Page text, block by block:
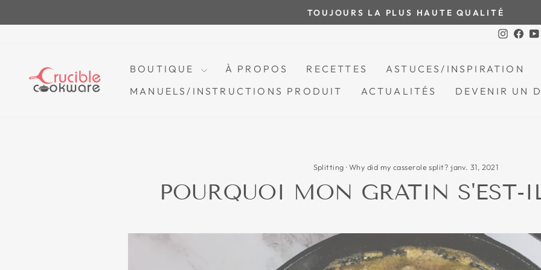
au
Mettre
en
pause
TOUJOURS LA PLUS HAUTE QUALITÉ
BOUTIQUE À PROPOS RECETTES
ASTUCES/INSPIRATION
MANUELS/INSTRUCTIONS PRODUIT
ACTUALITÉS DEVENIR UN
Splitting ·Why did my casserole split? ·janv. 31, 2021
POURQUOI MON GRATIN S'EST-